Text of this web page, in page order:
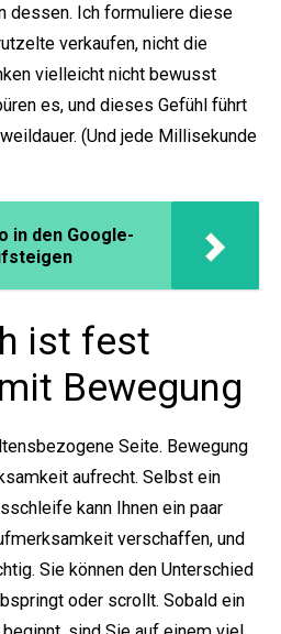
dessen. Ich formuliere diese
verkaufen, nicht die
vielleicht nicht bewusst
es, und dieses Gefühl führt
(Und jede Millisekunde
in den Google-
ist fest
Bewegung
Seite. Bewegung
aufrecht. Selbst ein
kann Ihnen ein paar
verschaffen, und
Sie können den Unterschied
oder scrollt. Sobald ein